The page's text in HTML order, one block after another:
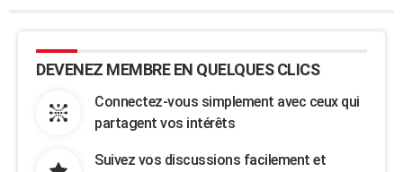
DEVENEZ MEMBRE EN QUELQUES CLICS
Connectez-vous simplement avec ceux qui
partagent vos intérêts
Suivez vos discussions facilement et